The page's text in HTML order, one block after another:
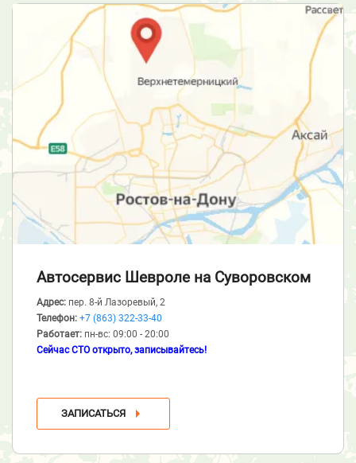
Автосервис Шевроле на Суворовском
Адрес: пер. 8-й Лазоревый, 2
Телефон: +7 (863) 322-33-40
Работает: пн-вс: 09:00 - 20:00
Сейчас СТО открыто, записывайтесь!
ЗАПИСАТЬСЯ